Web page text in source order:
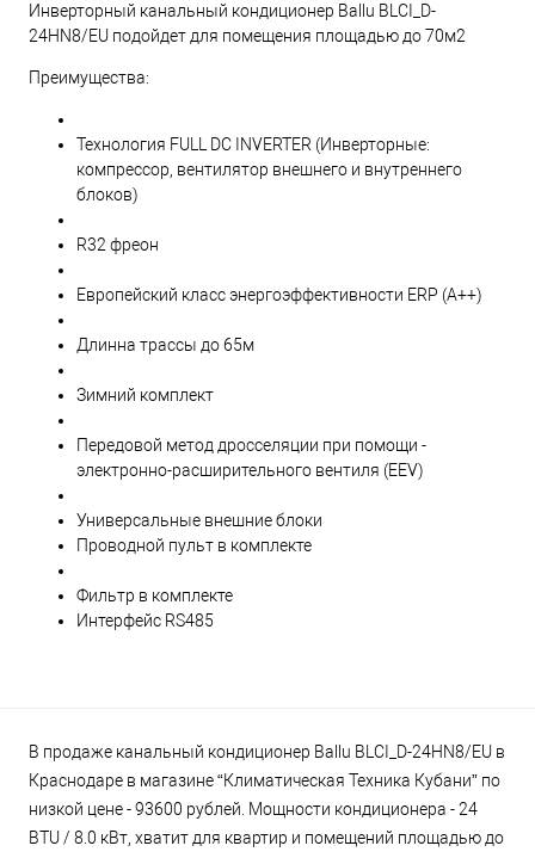
Инверторный канальный кондиционер Ballu BLCI_D-
24HN8/EU подойдет для помещения площадью до 70м2
Преимущества:
Технология FULL DC INVERTER (Инверторные:
компрессор, вентилятор внешнего и внутреннего
блоков)
R32 фреон
Европейский класс энергоэффективности ERP (A++)
Длинна трассы до 65м
Зимний комплект
Передовой метод дросселяции при помощи -
электронно-расширительного вентиля (EEV)
Универсальные внешние блоки
Проводной пульт в комплекте
Фильтр в комплекте
Интерфейс RS485
В продаже канальный кондиционер Ballu BLCI_D-24HN8/EU в
Краснодаре в магазине “Климатическая Техника Кубани” по
низкой цене - 93600 рублей. Мощности кондиционера - 24
BTU / 8.0 кВт, хватит для квартир и помещений площадью до